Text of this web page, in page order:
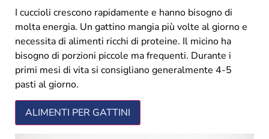
I cuccioli crescono rapidamente e hanno bisogno di
molta energia. Un gattino mangia più volte al giorno e
necessita di alimenti ricchi di proteine. Il micino ha
bisogno di porzioni piccole ma frequenti. Durante i
primi mesi di vita si consigliano generalmente 4-5
pasti al giorno.
ALIMENTI PER GATTINI